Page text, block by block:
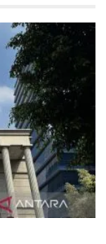
isbat